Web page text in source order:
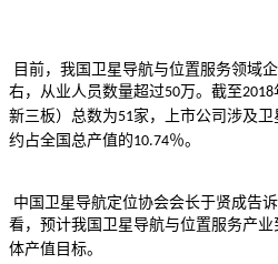
目前，我国卫星导航与位置服务领域
右，从业人员数量超过50 万。截至2018
新三板）总数为51家，上市公司涉及
约占全国总产值的10.74％。
中国卫星导航定位协会会长于贤成告
看，预计我国卫星导航与位置服务产业
体产值目标。